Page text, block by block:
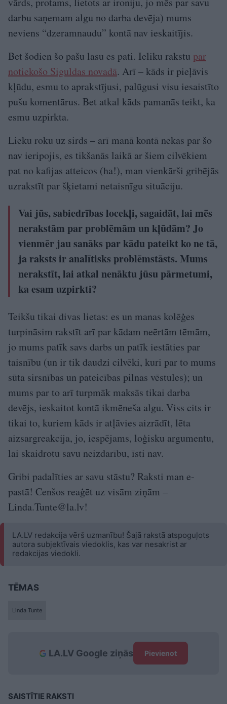
darbu saņemam algu no darba devēja) mums
neviens “dzeramnaudu” kontā nav ieskaitījis.
Bet šodien šo pašu lasu es pati. Ieliku rakstu par
notiekošo Siguldas novadā. Arī – kāds ir pieļāvis
kļūdu, esmu to aprakstījusi, palūgusi visu iesaistīto
pušu komentārus. Bet atkal kāds pamanās teikt, ka
esmu uzpirkta.
Lieku roku uz sirds – arī manā kontā nekas par šo
nav ieripojis, es tikšanās laikā ar šiem cilvēkiem
pat no kafijas atteicos (ha!), man vienkārši gribējās
uzrakstīt par šķietami netaisnīgu situāciju.
Vai jūs, sabiedrības locekļi, sagaidāt, lai mēs
nerakstām par problēmām un kļūdām? Jo
vienmēr jau sanāks par kādu pateikt ko ne tā,
ja raksts ir analītisks problēmstāsts. Mums
nerakstīt, lai atkal nenāktu jūsu pārmetumi,
ka esam uzpirkti?
Teikšu tikai divas lietas: es un manas kolēģes
turpināsim rakstīt arī par kādam neērtām tēmām,
jo mums patīk savs darbs un patīk iestāties par
taisnību (un ir tik daudzi cilvēki, kuri par to mums
sūta sirsnības un pateicības pilnas vēstules); un
mums par to arī turpmāk maksās tikai darba
devējs, ieskaitot kontā ikmēneša algu. Viss cits ir
tikai to, kuriem kāds ir atļāvies aizrādīt, lēta
aizsargreakcija, jo, iespējams, loģisku argumentu,
lai skaidrotu savu neizdarību, īsti nav.
Gribi padalīties ar savu stāstu? Raksti man e-
pastā! Cenšos reaģēt uz visām ziņām –
Linda.Tunte@la.lv!
LA.LV redakcija vērš uzmanību! Šajā rakstā atspoguļots
autora subjektīvais viedoklis, kas var nesakrist ar
redakcijas viedokli.
TĒMAS
Linda Tunte
LA.LV Google ziņās Pievienot
SAISTĪTIE RAKSTI